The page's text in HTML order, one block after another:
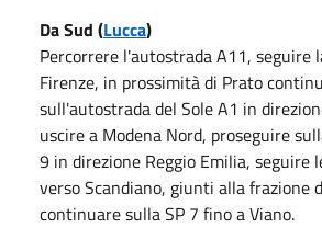
Da Sud (Lucca)
Percorrere l'autostrada A11, seguire
Firenze, in prossimità di Prato
sull'autostrada del Sole A1 in
uscire a Modena Nord, proseguire
9 in direzione Reggio Emilia, seguire
verso Scandiano, giunti alla frazione
continuare sulla SP 7 fino a Viano.